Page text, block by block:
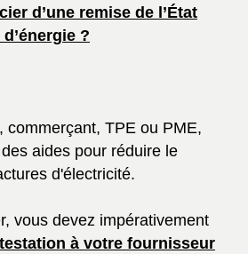
d’une remise de l’État
?
commerçant, TPE ou PME,
aides pour réduire le
d'électricité.
vous devez impérativement
à votre fournisseur